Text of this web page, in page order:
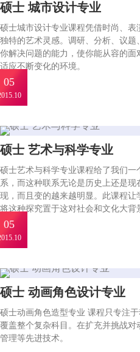
05
硕士 城市设计专业
硕士城市设计专业课程凭借时尚、
独特的艺术灵感。调研、分析、议
你解决问题的能力，使你能从容的面
适应不断变化的环境。
05
硕士 艺术与科学专业
硕士艺术与科学专业课程给了我们
系，而这种联系无论是历史上还是
现，而且变的越来越明显。此课程
将这种探究置于这对社会和文化大背
硕士 动画角色设计专业
硕士动画角色造型专业 课程只专注
覆盖整个复杂科目。在扩充并挑战
管理等先进技术。